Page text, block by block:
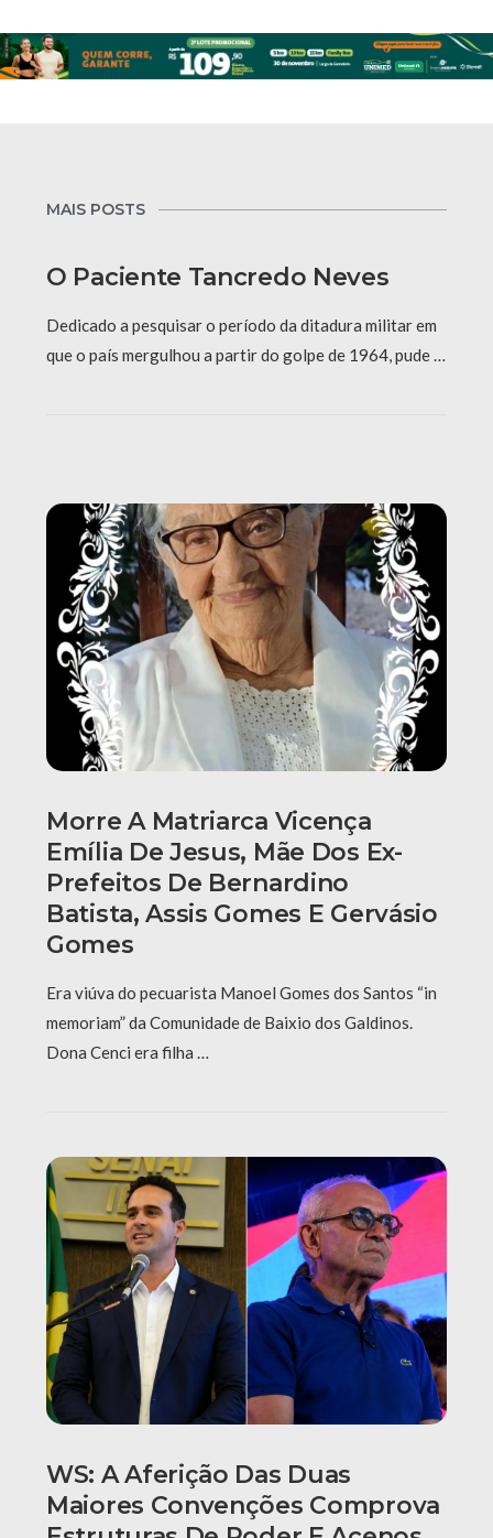
MAIS POSTS
O Paciente Tancredo Neves
Dedicado a pesquisar o período da ditadura militar em
que o país mergulhou a partir do golpe de 1964, pude …
Morre A Matriarca Vicença
Emília De Jesus, Mãe Dos Ex-
Prefeitos De Bernardino
Batista, Assis Gomes E Gervásio
Gomes
Era viúva do pecuarista Manoel Gomes dos Santos “in
memoriam” da Comunidade de Baixio dos Galdinos.
Dona Cenci era filha …
WS: A Aferição Das Duas
Maiores Convenções Comprova